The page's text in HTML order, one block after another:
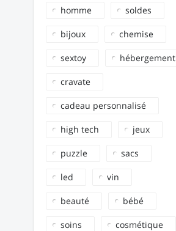
homme soldes
bijoux chemise
sextoy hébergement
cravate
cadeau personnalisé
high tech jeux
puzzle sacs
led vin
beauté bébé
soins cosmétique